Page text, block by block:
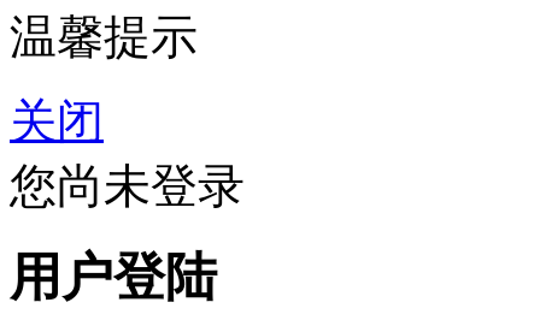
温馨提示
关闭
您尚未登录
用户登陆